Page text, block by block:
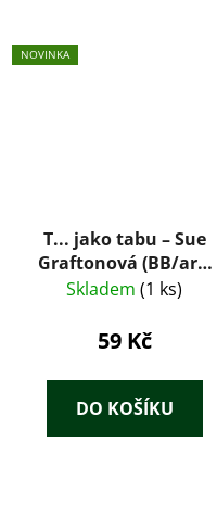
NOVINKA
T... jako tabu – Sue
Graftonová (BB/art,
2008)
Skladem (1 ks)
59 Kč
DO KOŠÍKU